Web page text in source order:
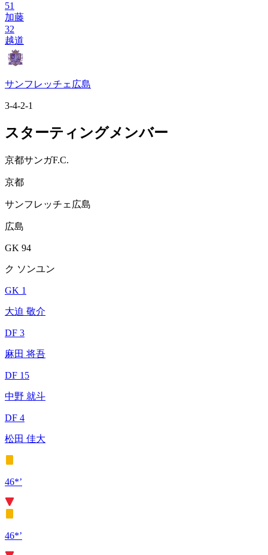
51
加藤
32
越道
サンフレッチェ広島
3-4-2-1
スターティングメンバー
京都サンガF.C.
京都
サンフレッチェ広島
広島
GK 94
ク ソンユン
GK 1
大迫 敬介
DF 3
麻田 将吾
DF 15
中野 就斗
DF 4
松田 佳大
46*’
46*’